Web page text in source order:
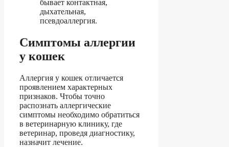
бывает контактная,
дыхательная,
псевдоаллергия.
Симптомы аллергии
у кошек
Аллергия у кошек отличается
проявлением характерных
признаков. Чтобы точно
распознать аллергические
симптомы необходимо обратиться
в ветеринарную клинику, где
ветеринар, проведя диагностику,
назначит лечение.